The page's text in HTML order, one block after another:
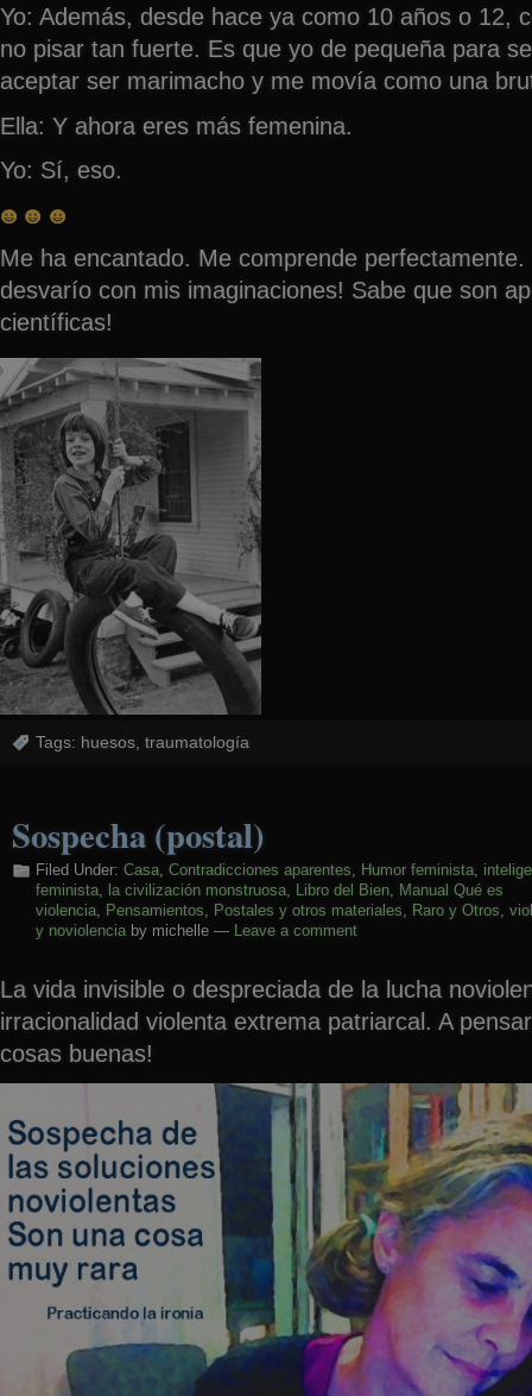
Yo: Además, desde hace ya como 10 años o 12,
no pisar tan fuerte. Es que yo de pequeña para
aceptar ser marimacho y me movía como una
Ella: Y ahora eres más femenina.
Yo: Sí, eso.
Me ha encantado. Me comprende
desvarío con mis imaginaciones! Sabe que son
científicas!
Tags: huesos traumatología
Sospecha (postal)
Filed Under: Casa Contradicciones aparentes Humor feminista
feminista
la civilización monstruosa Libro del Bien
Manual Qué es
violencia
Pensamientos Postales y otros materiales Raro y Otros
y noviolencia by michelle — Leave a comment
La vida invisible o despreciada de la lucha
irracionalidad violenta extrema patriarcal. A
cosas buenas!